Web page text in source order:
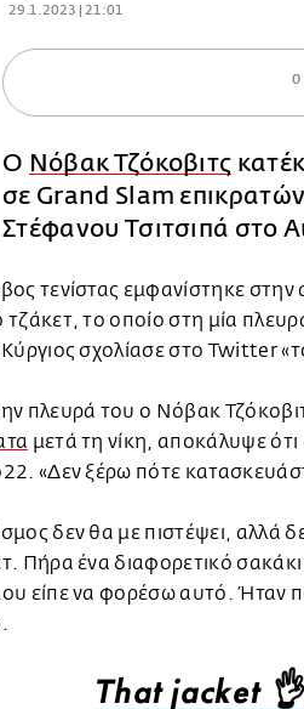
29.1.2023 | 21:01
0
Ο Νόβακ Τζόκοβιτς
σε Grand Slam
Στέφανου Τσιτσιπά στο
τενίστας εμφανίστηκε
τζάκετ, το οποίο στη μία
σχολίασε στο Twitter
πλευρά του ο Νόβακ
μετά τη νίκη, αποκάλυψε ότι
«Δεν ξέρω πότε
δεν θα με πιστέψει, αλλά
Πήρα ένα διαφορετικό
είπε να φορέσω αυτό. Ήταν
That jacket 👌